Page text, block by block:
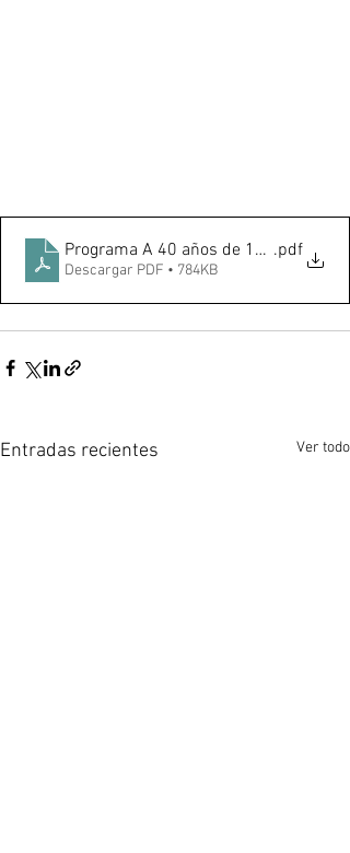
Programa A 40 años de 1985.pdf
Descargar PDF • 784KB
Entradas recientes Ver todo